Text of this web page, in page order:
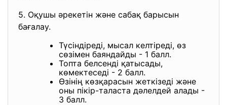
5. Оқушы әрекетін және сабақ барысын
бағалау.
Түсіндіреді, мысал келтіреді, өз
сөзімен баяндайды - 1 балл.
Топта белсенді қатысады,
көмектеседі - 2 балл.
Өзінің көзқарасын жеткізеді және
оны пікір-таласта дәлелдей алады -
3 балл.